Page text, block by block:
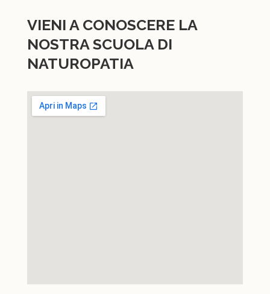
VIENI A CONOSCERE LA
NOSTRA SCUOLA DI
NATUROPATIA